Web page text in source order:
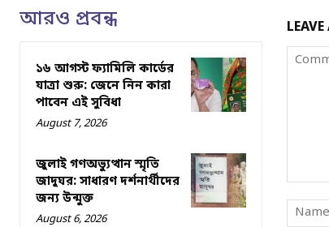
আরও প্রবন্ধ
১৬ আগস্ট ফ্যামিলি কার্ডের
যাত্রা শুরু: জেনে নিন কারা
পাবেন এই সুবিধা
August 7, 2026
জুলাই গণঅভ্যুত্থান স্মৃতি
জাদুঘর: সাধারণ দর্শনার্থীদের
জন্য উন্মুক্ত
August 6, 2026
LEAVE